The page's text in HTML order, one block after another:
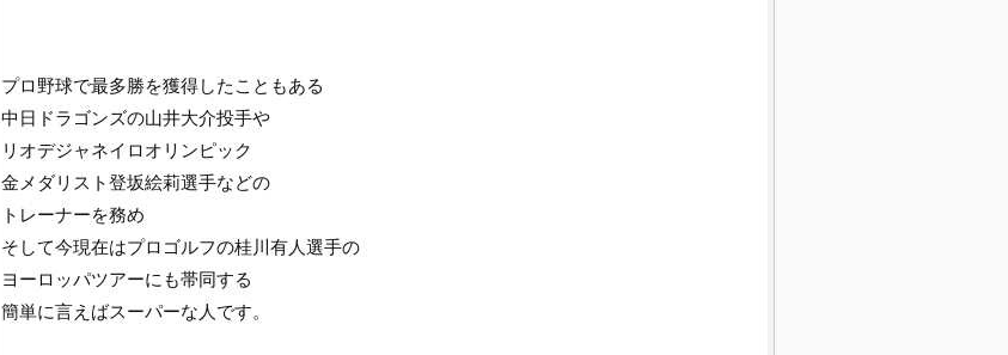
プロ野球で最多勝を獲得したこともある
中日ドラゴンズの山井大介投手や
リオデジャネイロオリンピック
金メダリスト登坂絵莉選手などの
トレーナーを務め
そして今現在はプロゴルフの桂川有人選手の
ヨーロッパツアーにも帯同する
簡単に言えばスーパーな人です。